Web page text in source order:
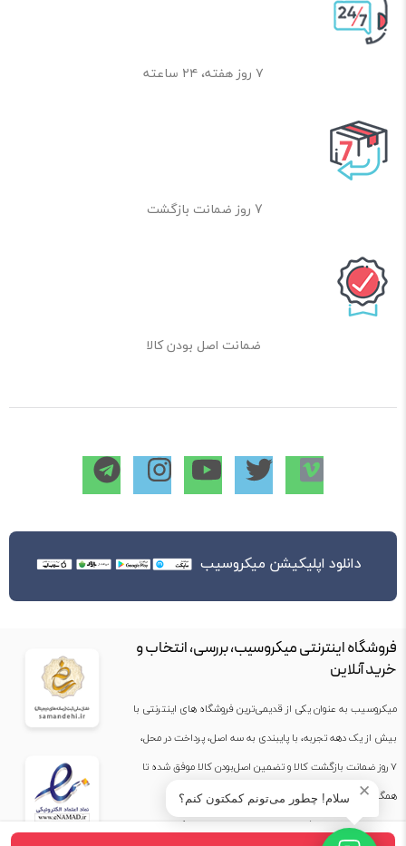
۷ روز هفته، ۲۴ ساعته
7 روز ضمانت بازگشت
ضمانت اصل بودن کالا
دانلود اپلیکیشن میکروسیب
فروشگاه اینترنتی میکروسیب، بررسی، انتخاب و
خرید آنلاین
میکروسیب به عنوان یکی از قدیمی‌ترین فروشگاه های اینترنتی با
بیش از یک دهه تجربه، با پایبندی به سه اصل، پرداخت در محل،
۷ روز ضمانت بازگشت کالا و تضمین اصل‌بودن کالا موفق شده تا
همگام با فروشگاه‌های معتبر جهان، به بزرگ‌ترین فروشگاه
اینترنتی ایران تبدیل شود. به محض ورود به سایت میکروسیب با
✕ سلام! چطور می‌تونم کمکتون کنم؟